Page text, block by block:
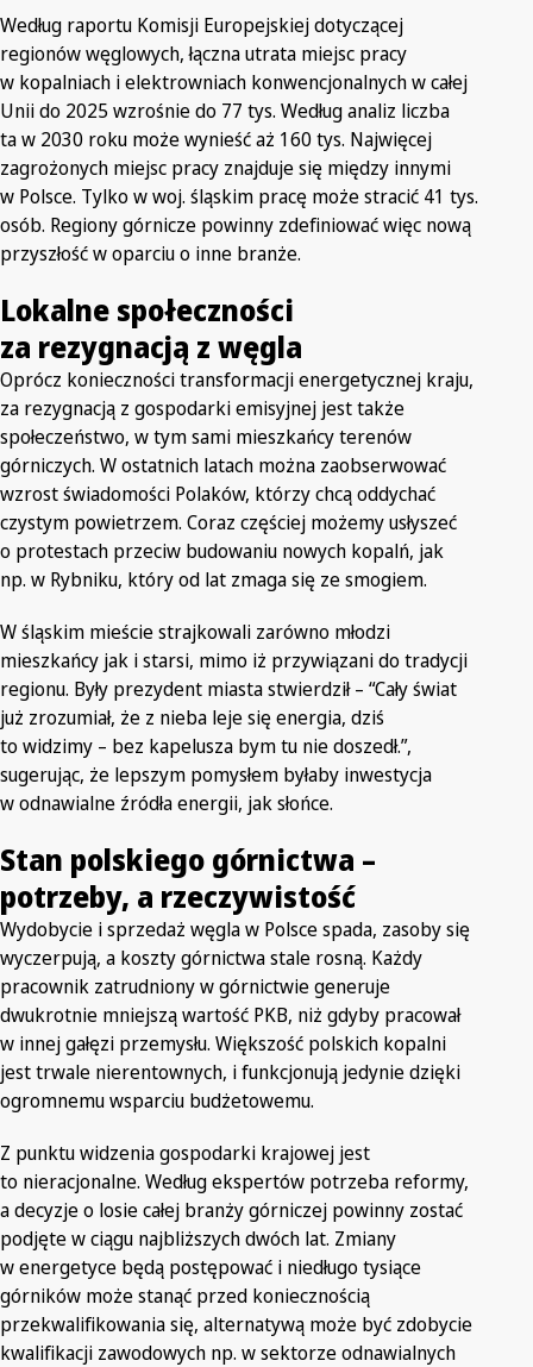
Według raportu Komisji Europejskiej dotyczącej
regionów węglowych, łączna utrata miejsc pracy
w kopalniach i elektrowniach konwencjonalnych w całej
Unii do 2025 wzrośnie do 77 tys. Według analiz liczba
ta w 2030 roku może wynieść aż 160 tys. Najwięcej
zagrożonych miejsc pracy znajduje się między innymi
w Polsce. Tylko w woj. śląskim pracę może stracić 41 tys.
osób. Regiony górnicze powinny zdefiniować więc nową
przyszłość w oparciu o inne branże.
Lokalne społeczności
za rezygnacją z węgla
Oprócz konieczności transformacji energetycznej kraju,
za rezygnacją z gospodarki emisyjnej jest także
społeczeństwo, w tym sami mieszkańcy terenów
górniczych. W ostatnich latach można zaobserwować
wzrost świadomości Polaków, którzy chcą oddychać
czystym powietrzem. Coraz częściej możemy usłyszeć
o protestach przeciw budowaniu nowych kopalń, jak
np. w Rybniku, który od lat zmaga się ze smogiem.
W śląskim mieście strajkowali zarówno młodzi
mieszkańcy jak i starsi, mimo iż przywiązani do tradycji
regionu. Były prezydent miasta stwierdził – “Cały świat
już zrozumiał, że z nieba leje się energia, dziś
to widzimy – bez kapelusza bym tu nie doszedł.”,
sugerując, że lepszym pomysłem byłaby inwestycja
w odnawialne źródła energii, jak słońce.
Stan polskiego górnictwa –
potrzeby, a rzeczywistość
Wydobycie i sprzedaż węgla w Polsce spada, zasoby się
wyczerpują, a koszty górnictwa stale rosną. Każdy
pracownik zatrudniony w górnictwie generuje
dwukrotnie mniejszą wartość PKB, niż gdyby pracował
w innej gałęzi przemysłu. Większość polskich kopalni
jest trwale nierentownych, i funkcjonują jedynie dzięki
ogromnemu wsparciu budżetowemu.
Z punktu widzenia gospodarki krajowej jest
to nieracjonalne. Według ekspertów potrzeba reformy,
a decyzje o losie całej branży górniczej powinny zostać
podjęte w ciągu najbliższych dwóch lat. Zmiany
w energetyce będą postępować i niedługo tysiące
górników może stanąć przed koniecznością
przekwalifikowania się, alternatywą może być zdobycie
kwalifikacji zawodowych np. w sektorze odnawialnych